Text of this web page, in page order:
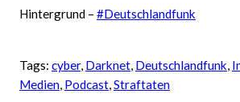
Hintergrund – #Deutschlandfunk
Tags: cyber, Darknet, Deutschlandfunk,
Medien, Podcast, Straftaten